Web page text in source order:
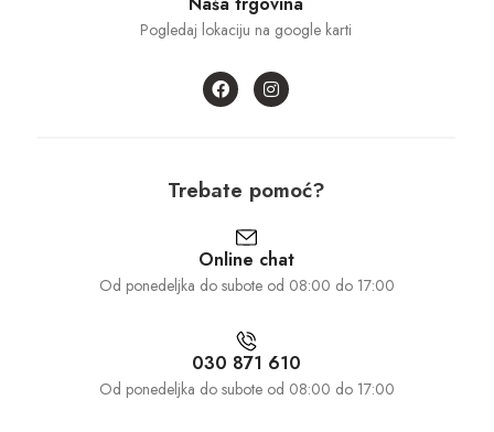
Pogledaj lokaciju na google karti
Trebate pomoć?
Online chat
Od ponedeljka do subote od 08:00 do 17:00
030 871 610
Od ponedeljka do subote od 08:00 do 17:00